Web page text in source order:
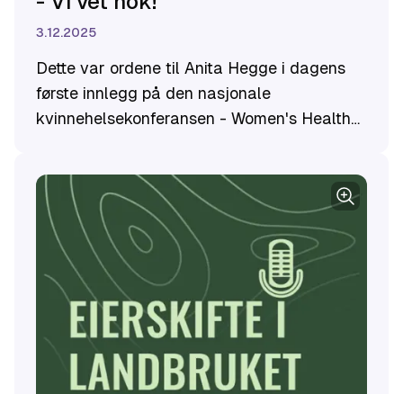
3.12.2025
Dette var ordene til Anita Hegge i dagens
første innlegg på den nasjonale
kvinnehelsekonferansen - Women's Health
2025.